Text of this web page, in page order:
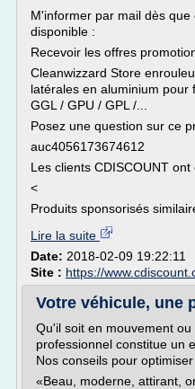
M'informer par mail dès
disponible :
Recevoir les offres
Cleanwizzard Store
latérales en aluminium pour
GGL / GPU / GPL /...
Posez une question sur ce
auc4056173674612
Les clients CDISCOUNT
<
Produits sponsorisés
Lire la suite
Date: 2018-02-09 19:22:11
Site : https://
Votre véhicule, une
Qu'il soit en mouvement
professionnel constitue un
Nos conseils pour optimiser
«Beau, moderne, attirant,